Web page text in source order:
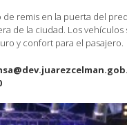
remis en la puerta del
de la ciudad. Los vehículos
y confort para el pasajero.